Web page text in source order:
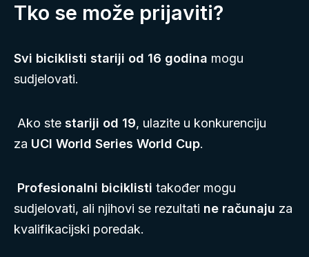
Tko se može prijaviti?
Svi biciklisti stariji od 16 godina mogu
sudjelovati.
Ako ste stariji od 19, ulazite u konkurenciju
za UCI World Series World Cup.
Profesionalni biciklisti također mogu
sudjelovati, ali njihovi se rezultati ne računaju za
kvalifikacijski poredak.